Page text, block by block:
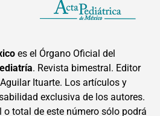
es el Órgano Oficial del
. Revista bimestral. Editor
Ituarte. Los artículos y
exclusiva de los autores.
o total de este número sólo podrá